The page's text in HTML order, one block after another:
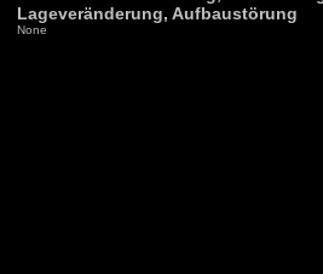
Lageveränderung, Aufbaustörung
None